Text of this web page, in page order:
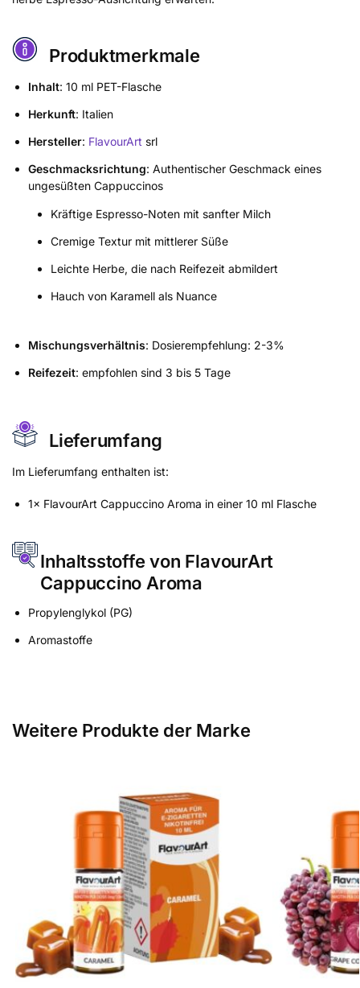
Produktmerkmale
Inhalt: 10 ml PET-Flasche
Herkunft: Italien
Hersteller: FlavourArt srl
Geschmacksrichtung: Authentischer Geschmack eines
ungesüßten Cappuccinos
Kräftige Espresso-Noten mit sanfter Milch
Cremige Textur mit mittlerer Süße
Leichte Herbe, die nach Reifezeit abmildert
Hauch von Karamell als Nuance
Mischungsverhältnis: Dosierempfehlung: 2-3%
Reifezeit: empfohlen sind 3 bis 5 Tage
Lieferumfang
Im Lieferumfang enthalten ist:
1× FlavourArt Cappuccino Aroma in einer 10 ml Flasche
Inhaltsstoffe von FlavourArt
Cappuccino Aroma
Propylenglykol (PG)
Aromastoffe
Weitere Produkte der Marke